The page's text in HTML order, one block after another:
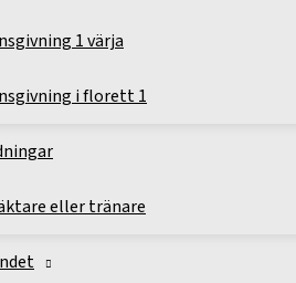
1 värja
i florett 1
eller tränare